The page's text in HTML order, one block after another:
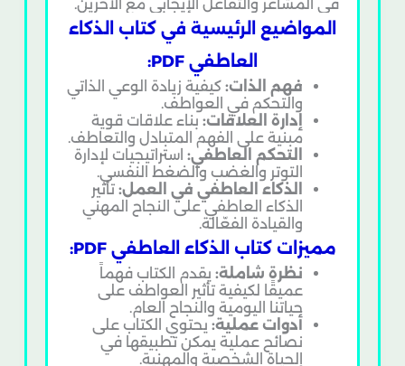
في المشاعر والتفاعل الإيجابي مع الآخرين.
المواضيع الرئيسية في كتاب الذكاء
العاطفي PDF:
فهم الذات:كيفية زيادة الوعي الذاتي
والتحكم في العواطف.
إدارة العلاقات:بناء علاقات قوية
مبنية على الفهم المتبادل والتعاطف.
التحكم العاطفي:استراتيجيات لإدارة
التوتر والغضب والضغط النفسي.
الذكاء العاطفي في العمل:تأثير
الذكاء العاطفي على النجاح المهني
والقيادة الفعّالة.
مميزات كتاب الذكاء العاطفي PDF:
نظرة شاملة:يقدم الكتاب فهماً
عميقًا لكيفية تأثير العواطف على
حياتنا اليومية والنجاح العام.
أدوات عملية:يحتوي الكتاب على
نصائح عملية يمكن تطبيقها في
الحياة الشخصية والمهنية.